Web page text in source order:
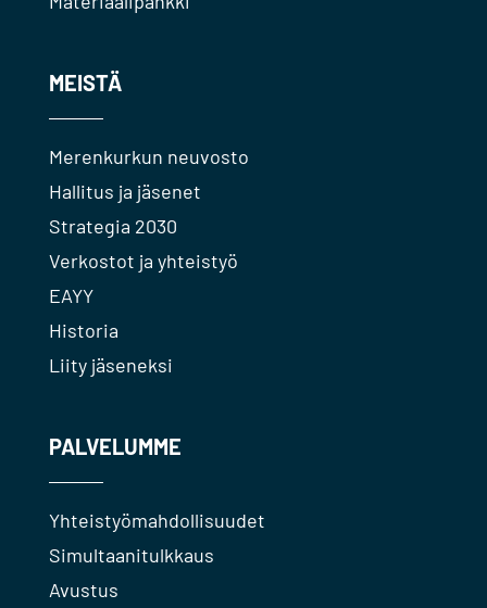
MEISTÄ
Merenkurkun neuvosto
Hallitus ja jäsenet
Strategia 2030
Verkostot ja yhteistyö
EAYY
Historia
Liity jäseneksi
PALVELUMME
Yhteistyömahdollisuudet
Simultaanitulkkaus
Avustus